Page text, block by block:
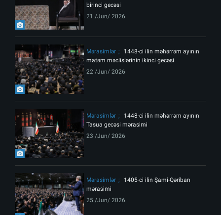
birinci gecəsi
21 /Jun/ 2026
Mərasimlər
1448-ci ilin məhərrəm ayının
matəm məclislərinin ikinci gecəsi
22 /Jun/ 2026
Mərasimlər
1448-ci ilin məhərrəm ayının
Tasua gecəsi mərasimi
23 /Jun/ 2026
Mərasimlər
1405-ci ilin Şami-Qəriban
mərasimi
25 /Jun/ 2026